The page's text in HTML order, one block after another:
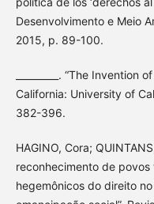
Desenvolvimento e Meio
2015, p. 89-100.
_________. “The
California: University of
382-396.
HAGINO, Cora;
reconhecimento de
hegemônicos do direito